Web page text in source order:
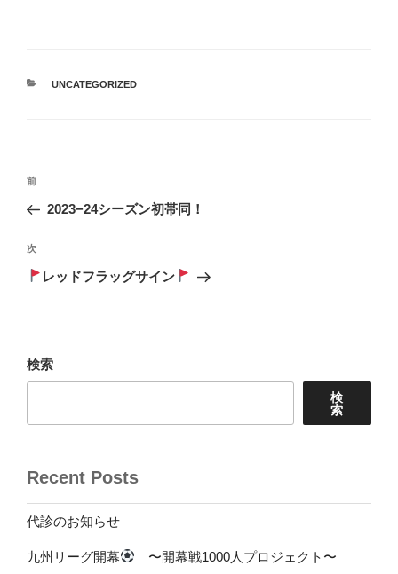
カ
UNCATEGORIZED
投
ナ
ビ
ゲ
ン
前
の
稿
前
2023−24シーズン初帯同！
次
の
次
レッドフラッグサイン
検索
検
索
Recent Posts
代診のお知らせ
九州リーグ開幕 〜開幕戦1000人プロジェクト〜